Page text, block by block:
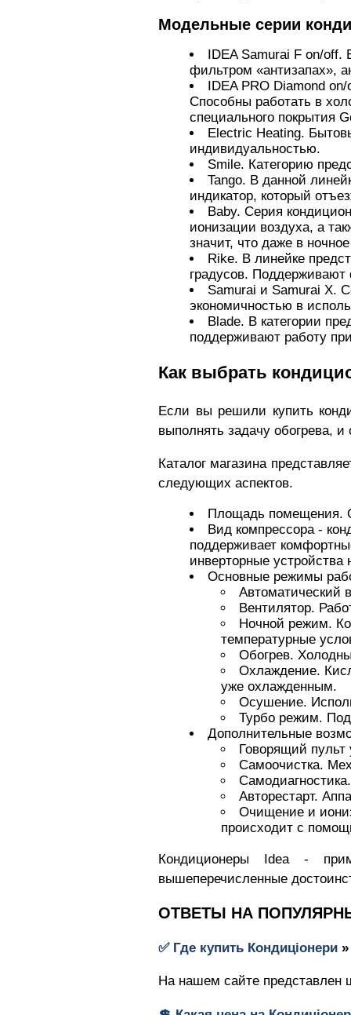
Модельные серии
IDEA Samurai F on/
фильтром «антизапах»,
IDEA PRO Diamond
Способны работать в
специального покрытия
Electric Heating.
индивидуальностью.
Smile. Категорию
Tango. В данной
индикатор, который
Baby. Серия
ионизации воздуха, а
значит, что даже в
Rike. В линейке
градусов. Поддерживают
Samurai и Samurai X.
экономичностью в
Blade. В категории
поддерживают работу
Как выбрать
Если вы решили купить
выполнять задачу обогрева,
Каталог магазина
следующих аспектов.
Площадь помещения.
Вид компрессора -
поддерживает
инверторные
Основные режимы
Автоматический
Вентилятор.
Ночной режим.
температурные
Обогрев.
Охлаждение.
уже охлажденным.
Осушение.
Турбо режим.
Дополнительные
Говорящий пульт
Самоочистка.
Авторестарт.
Очищение и
происходит с
Кондиционеры Idea -
вышеперечисленные
ОТВЕТЫ НА
✅ Где купить Кондиціонери
На нашем сайте представлен